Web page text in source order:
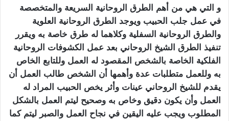
و التي هي من أهم الطرق الروحانية السريعة والمتخصصة
في عمل جلب الحبيب ويوجد الطرق الروحانية العلوية
والطرق الروحانية السفلية وكلاهما له طرق خاصة به ويقرر
تنفيذ الطرق الشيخ الروحاني بعد عمل الكشوفات الروحانية
الفلكية الخاصة بالشخص المقصود له العمل وللتابع الخاص
به وللعمل متطلبات عدة وأهمها أن الشخص طالب العمل أن
يقدم للشيخ الروحاني عينات وأثر يخص الحبيب المراد له
العمل وأن يكون دقيق وخاص به وصحيح ليتم العمل بالشكل
المطلوب ويجب عليه اليقين في نجاح العمل والصبر ليتم كما